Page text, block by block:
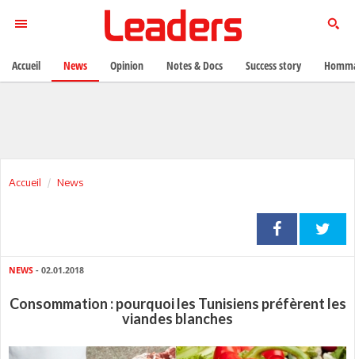
Accueil News
NEWS - 02.01.2018
Consommation : pourquoi les Tunisiens préfèrent les
viandes blanches
Accueil News Opinion Notes & Docs Success story